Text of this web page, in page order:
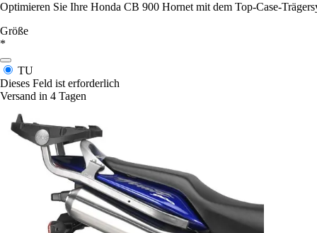
Optimieren Sie Ihre Honda CB 900 Hornet mit dem Top-Case-
Größe
*
TU
Dieses Feld ist erforderlich
Versand in 4 Tagen